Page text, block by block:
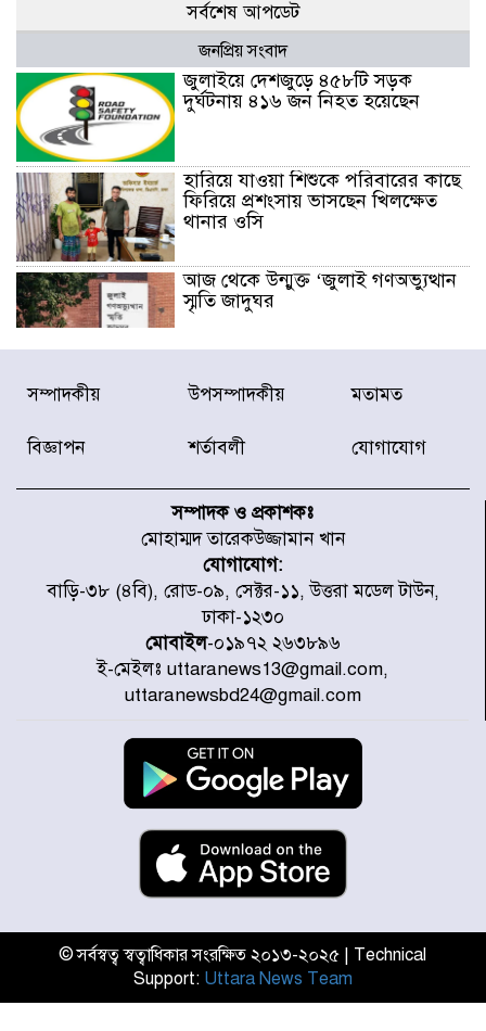
সর্বশেষ আপডেট
জনপ্রিয় সংবাদ
জুলাইয়ে দেশজুড়ে ৪৫৮টি সড়ক
দুর্ঘটনায় ৪১৬ জন নিহত হয়েছেন
হারিয়ে যাওয়া শিশুকে পরিবারের কাছে
ফিরিয়ে প্রশংসায় ভাসছেন খিলক্ষেত
থানার ওসি
আজ থেকে উন্মুক্ত ‘জুলাই গণঅভ্যুত্থান
স্মৃতি জাদুঘর
রাজধানীর উত্তরা আঞ্চলিক পাসপোর্ট
অফিসের সামনে দালাল চক্রের ১৩ জন
করেছে র‌্যাব-১
চূড়ান্ত পর্যায়ে : ইরান
প্রত্যেক অপরাধীর বিচার এ দেশেই
হবে, সে যত শক্তিশালীই হোক না কেন,
চট্টগ্রামে জুলাই গণঅভ্যুত্থান দিবসে
প্রতিমন্ত্রী মীর হেলাল
আগামী ৫ দিন বৃষ্টির আভাস
হাসিনার বক্তব্য প্রচারে ভারতের সমর্থন
জুলাই গণঅভ্যুত্থানে আহত যোদ্ধা
মিতুর খোঁজ নিলেন প্রধানমন্ত্রী
উত্তরায় জুলাই গণঅভ্যুত্থানের ৯২
শহীদের তালিকা প্রকাশ করল JRA
সম্পাদকীয় উপসম্পাদকীয় মতামত
বিজ্ঞাপন শর্তাবলী যোগাযোগ
সম্পাদক ও প্রকাশকঃ
মোহাম্মদ তারেকউজ্জামান খান
যোগাযোগ:
বাড়ি-৩৮ (৪বি), রোড-০৯, সেক্টর-১১, উত্তরা মডেল টাউন,
ঢাকা-১২৩০
মোবাইল-০১৯৭২ ২৬৩৮৯৬
ই-মেইলঃ uttaranews13@gmail.com,
uttaranewsbd24@gmail.com
© সর্বস্বত্ব স্বত্বাধিকার সংরক্ষিত ২০১৩-২০২৫ | Technical
Support: Uttara News Team